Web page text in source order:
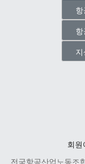
항
회원
전국항공산업노동조